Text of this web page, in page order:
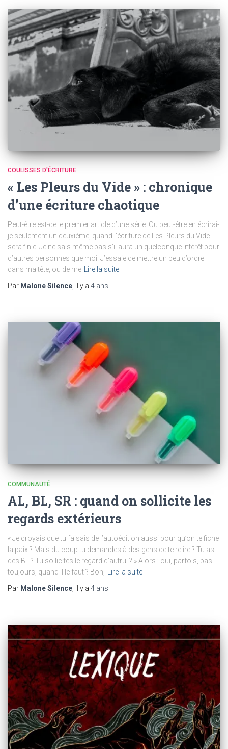
COULISSES D'ÉCRITURE
« Les Pleurs du Vide » : chronique
d’une écriture chaotique
Peut-être est-ce le premier article d’une série. Ou peut-être en écrirai-
je seulement un deuxième, quand l’écriture de Les Pleurs du Vide
sera finie. Je ne sais même pas s’il aura un quelconque intérêt pour
d’autres personnes que moi. J’essaie de mettre un peu d’ordre
dans ma tête, ou de me Lire la suite
Par Malone Silence, il y a 4 ans
COMMUNAUTÉ
AL, BL, SR : quand on sollicite les
regards extérieurs
« Je croyais que tu faisais de l’autoédition aussi pour qu’on te fiche
la paix ? Mais du coup tu demandes à des gens de te relire ? Tu as
des BL ? Tu sollicites le regard d’autrui ? » Alors : oui, parfois, pas
toujours, quand il le faut ? Bon,
Lire la suite
Par Malone Silence , il y a 4 ans